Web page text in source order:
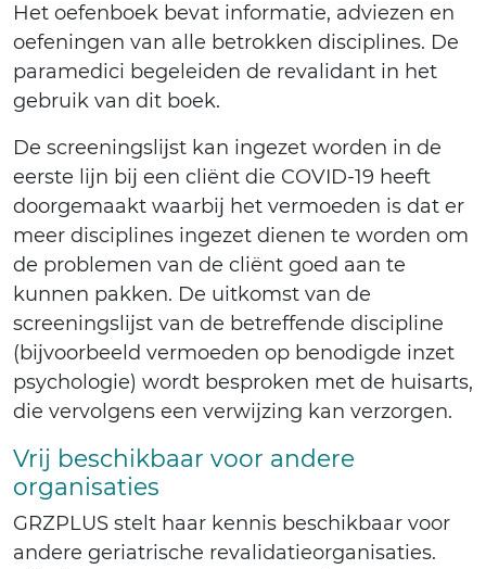
Het oefenboek bevat informatie, adviezen en
oefeningen van alle betrokken disciplines. De
paramedici begeleiden de revalidant in het
gebruik van dit boek.
De screeningslijst kan ingezet worden in de
eerste lijn bij een cliënt die COVID-19 heeft
doorgemaakt waarbij het vermoeden is dat er
meer disciplines ingezet dienen te worden om
de problemen van de cliënt goed aan te
kunnen pakken. De uitkomst van de
screeningslijst van de betreffende discipline
(bijvoorbeeld vermoeden op benodigde inzet
psychologie) wordt besproken met de huisarts,
die vervolgens een verwijzing kan verzorgen.
Vrij beschikbaar voor andere
organisaties
GRZPLUS stelt haar kennis beschikbaar voor
andere geriatrische revalidatieorganisaties.